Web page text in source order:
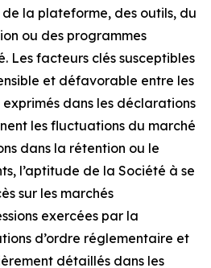
la plateforme, des outils, du
ou des programmes
Les facteurs clés susceptibles
et défavorable entre les
dans les déclarations
les fluctuations du marché
dans la rétention ou le
l’aptitude de la Société à se
sur les marchés
exercées par la
d’ordre réglementaire et
détaillés dans les